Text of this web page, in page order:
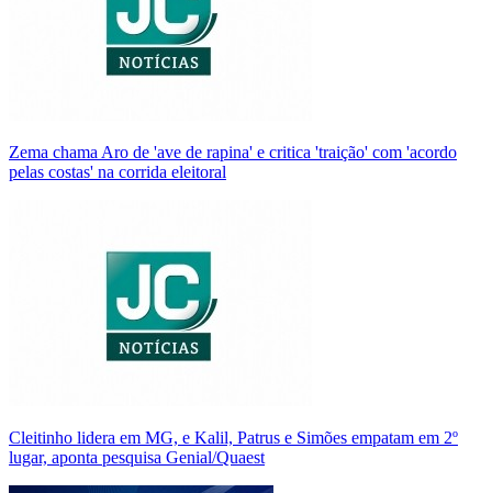
Zema chama Aro de 'ave de rapina' e critica 'traição' com 'acordo
pelas costas' na corrida eleitoral
Cleitinho lidera em MG, e Kalil, Patrus e Simões empatam em 2º
lugar, aponta pesquisa Genial/Quaest